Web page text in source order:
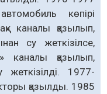
көпірі
каналы қазылып,
су жеткізілсе,
каналы қазылып,
1977-
қазылды. 1985